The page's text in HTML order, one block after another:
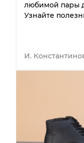
любимой пары
Узнайте
И.